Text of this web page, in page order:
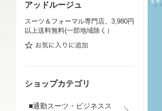
アッドルージュ
スーツ＆フォーマル専門店。3,980円
以上送料無料(一部地域除く）
ショップカテゴリ
■通勤スーツ・ビジネスス